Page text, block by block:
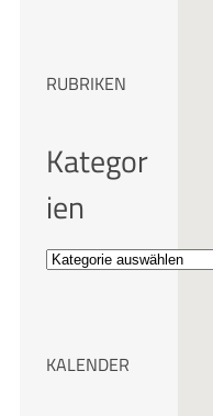
RUBRIKEN
Kategor
ien
KALENDER